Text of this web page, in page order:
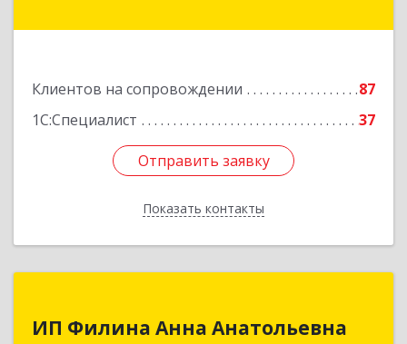
Клиентов на сопровождении
87
1С:Специалист
37
Отправить заявку
Показать контакты
Подробнее
Отправить заявку
Назад
ИП Филина Анна Анатольевна